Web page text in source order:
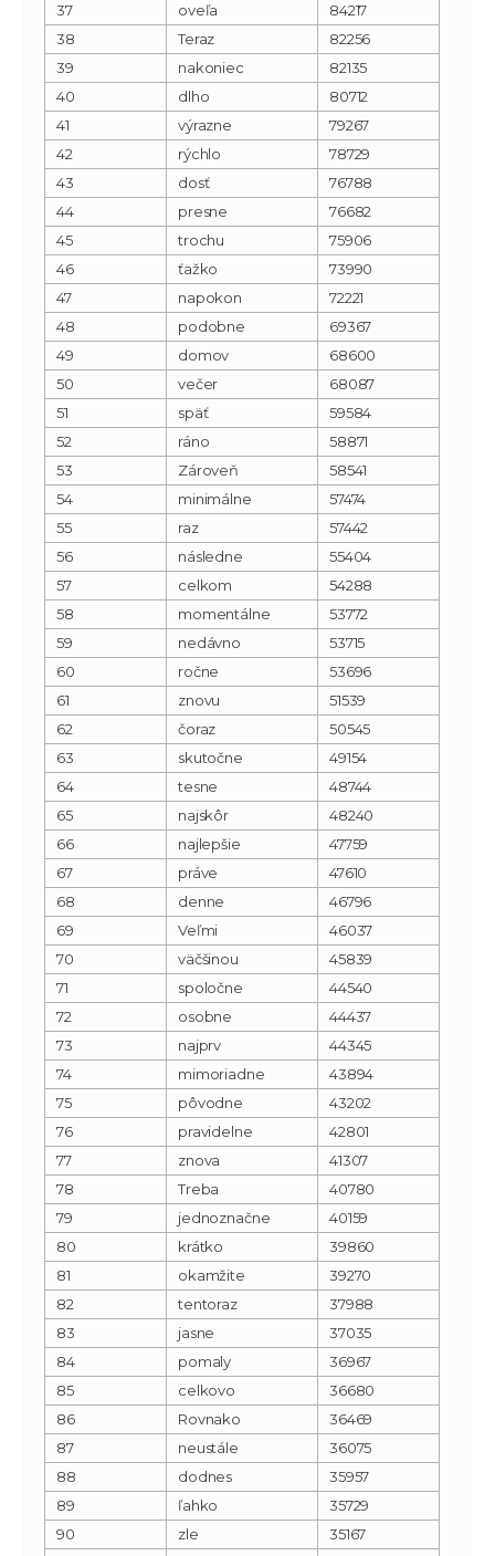
37
oveľa
84217
38
Teraz
82256
39
nakoniec
82135
40
dlho
80712
41
výrazne
79267
42
rýchlo
78729
43
dosť
76788
44
presne
76682
45
trochu
75906
46
ťažko
73990
47
napokon
72221
48
podobne
69367
49
domov
68600
50
večer
68087
51
späť
59584
52
ráno
58871
53
Zároveň
58541
54
minimálne
57474
55
raz
57442
56
následne
55404
57
celkom
54288
58
momentálne
53772
59
nedávno
53715
60
ročne
53696
61
znovu
51539
62
čoraz
50545
63
skutočne
49154
64
tesne
48744
65
najskôr
48240
66
najlepšie
47759
67
práve
47610
68
denne
46796
69
Veľmi
46037
70
väčšinou
45839
71
spoločne
44540
72
osobne
44437
73
najprv
44345
74
mimoriadne
43894
75
pôvodne
43202
76
pravidelne
42801
77
znova
41307
78
Treba
40780
79
jednoznačne
40159
80
krátko
39860
81
okamžite
39270
82
tentoraz
37988
83
jasne
37035
84
pomaly
36967
85
celkovo
36680
86
Rovnako
36469
87
neustále
36075
88
dodnes
35957
89
ľahko
35729
90
zle
35167